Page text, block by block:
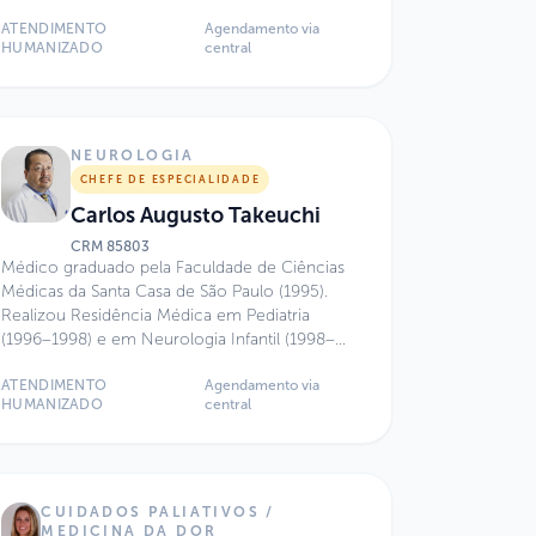
ATENDIMENTO
HUMANIZADO
Agendamento via
central
NEUROLOGIA
CHEFE DE ESPECIALIDADE
Carlos Augusto Takeuchi
CRM 85803
Médico graduado pela Faculdade de Ciências
Médicas da Santa Casa de São Paulo (1995).
Realizou Residência Médica em Pediatria
(1996–1998) e em Neurologia Infantil (1998–
Medicina da Universidade de São Paulo
(FMUSP). Possui Título de Especialista em
Neurologia no Sabará Hospital Infantil e no
Hospital Israelita Albert Einstein, além de
ATENDIMENTO
HUMANIZADO
Agendamento via
central
CUIDADOS PALIATIVOS /
MEDICINA DA DOR